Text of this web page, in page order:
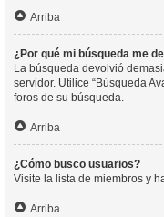
Arriba
¿Por qué mi búsqueda me
La búsqueda devolvió
servidor. Utilice “Búsqueda
foros de su búsqueda.
Arriba
¿Cómo busco usuarios?
Visite la lista de miembros y
Arriba